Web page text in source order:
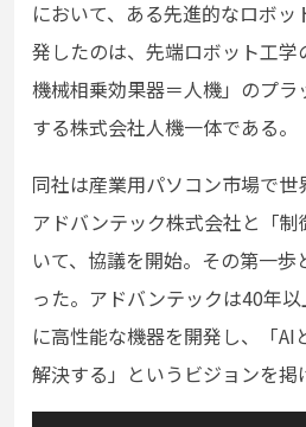
において、ある先進的なロボ
発したのは、先端ロボット工
機械相乗効果器＝人機」のプ
する株式会社人機一体である。
同社は産業用パソコン市場で
アドバンテック株式会社と「
いて、協議を開始。その第一
った。アドバンテックは40年
に高性能な機器を開発し、「
解決する」というビジョンを掲